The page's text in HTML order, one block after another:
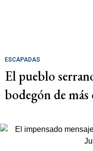
ESCAPADAS
El pueblo
bodegón de